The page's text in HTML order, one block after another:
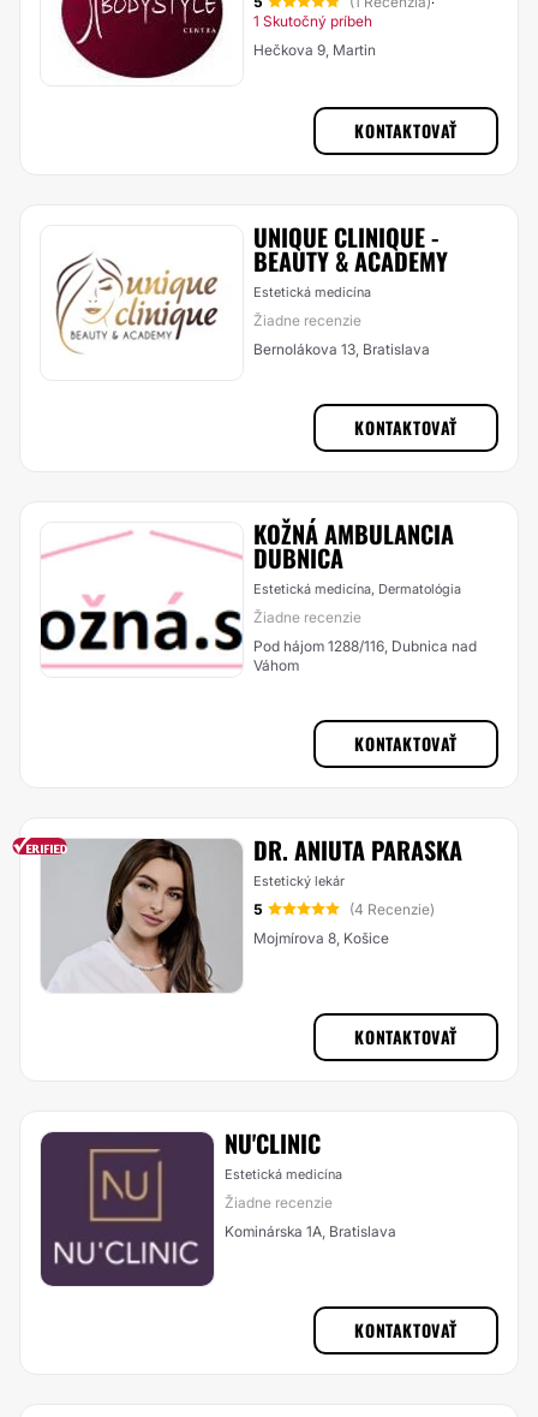
1 Skutočný príbeh
Hečkova 9, Martin
KONTAKTOVAŤ
UNIQUE CLINIQUE -
BEAUTY & ACADEMY
Estetická medicína
Žiadne recenzie
Bernolákova 13, Bratislava
KONTAKTOVAŤ
KOŽNÁ AMBULANCIA
DUBNICA
Estetická medicína, Dermatológia
Žiadne recenzie
Pod hájom 1288/116, Dubnica nad
Váhom
KONTAKTOVAŤ
DR. ANIUTA PARASKA
Estetický lekár
5
(4 Recenzie)
Mojmírova 8, Košice
KONTAKTOVAŤ
NU'CLINIC
Estetická medicína
Žiadne recenzie
Kominárska 1A, Bratislava
KONTAKTOVAŤ